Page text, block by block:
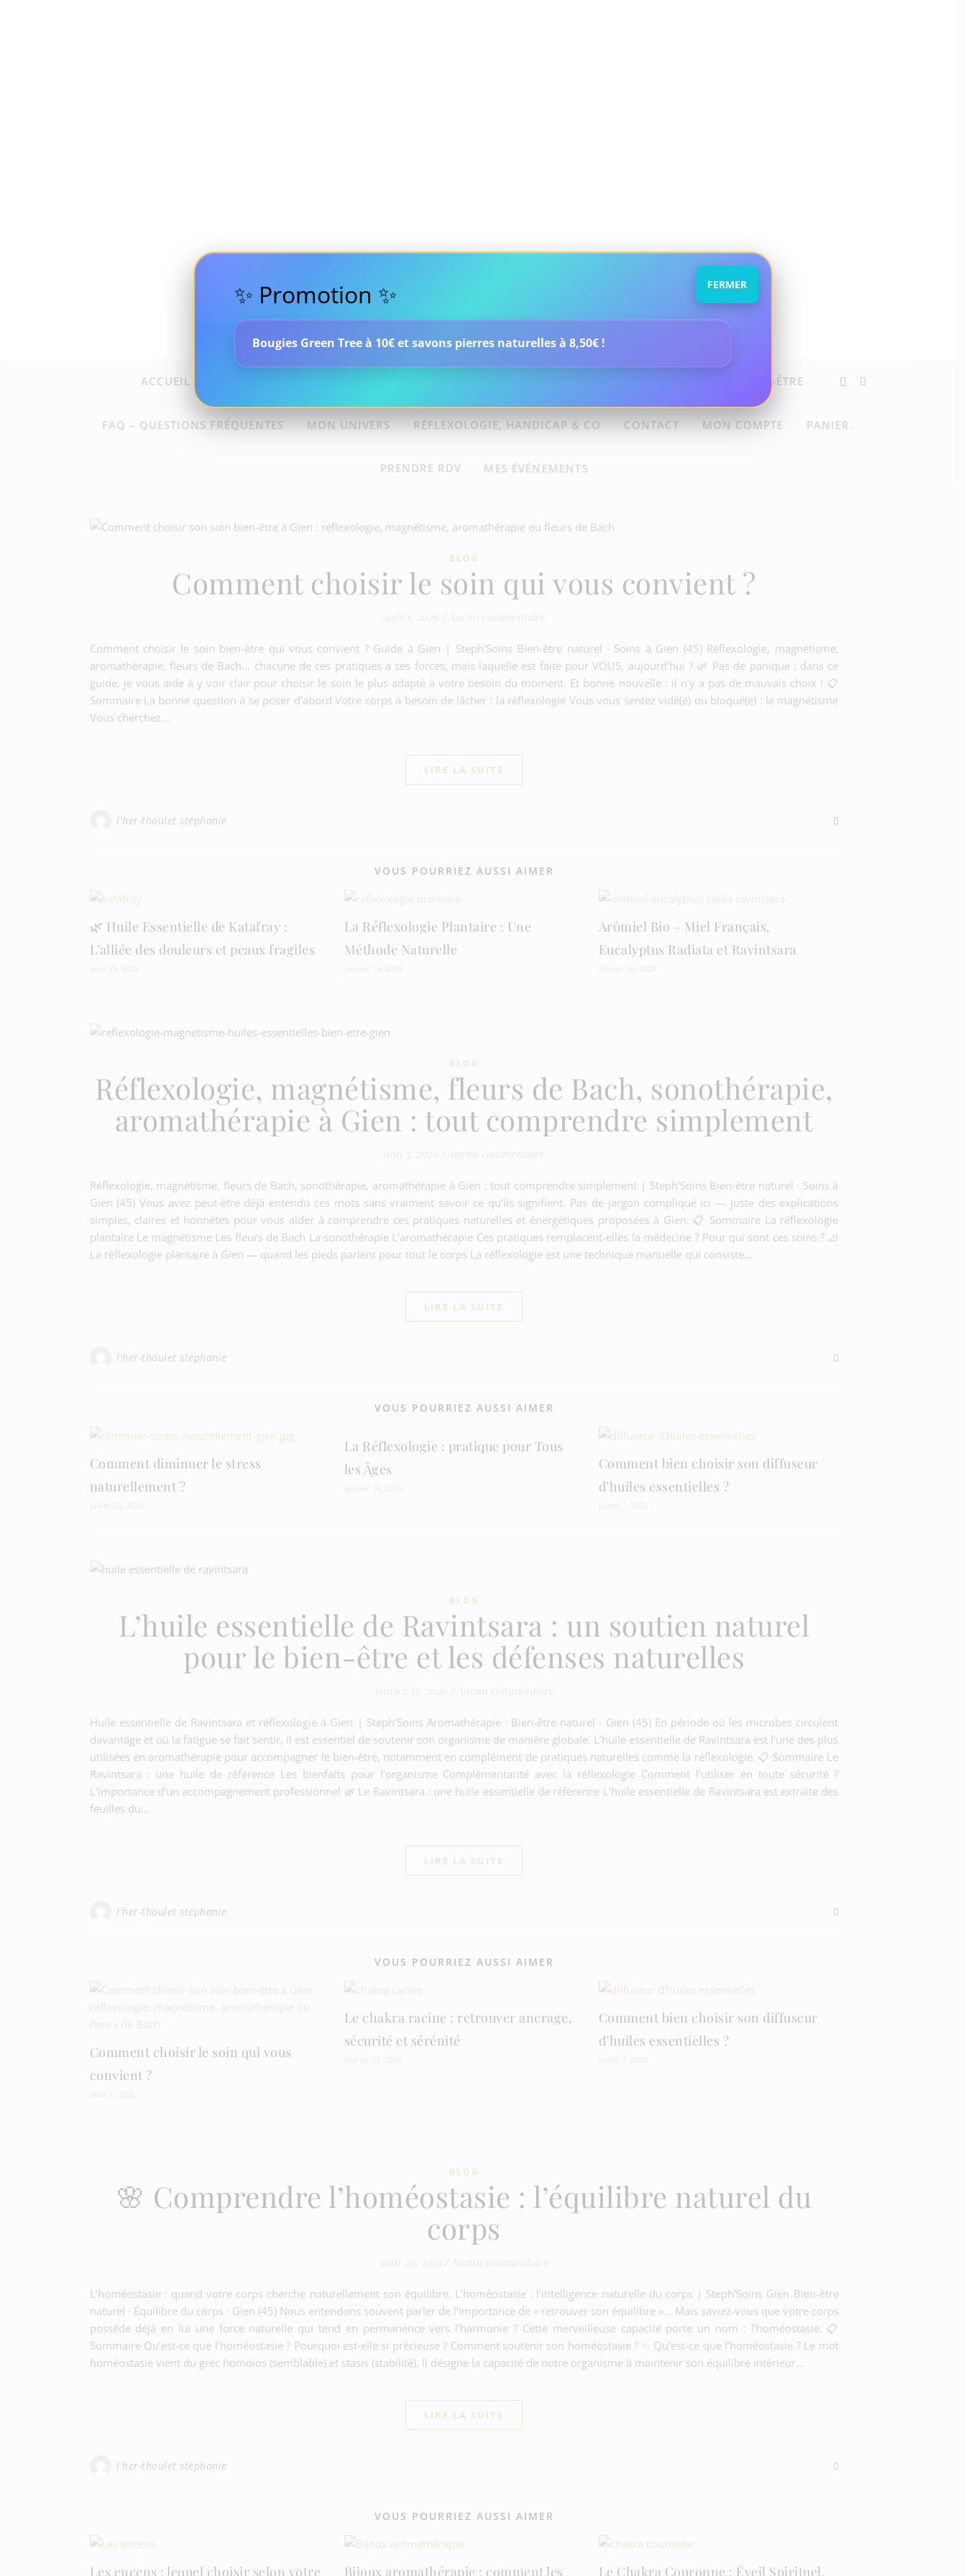
ACCUEIL CONSEILS BIEN-ÊTRE
FAQ – QUESTIONS FRÉQUENTES MON UNIVERS RÉFLEXOLOGIE, HANDICAP & CO CONTACT MON COMPTE PANIER.
PRENDRE RDV MES ÉVÉNEMENTS
BLOG
Comment choisir le soin qui vous convient ?
août 1, 2026 Aucun commentaire
Comment choisir le soin bien-être qui vous convient ? Guide à Gien | Steph’Soins Bien-être naturel · Soins à Gien (45) Réflexologie, magnétisme,
aromathérapie, fleurs de Bach… chacune de ces pratiques a ses forces, mais laquelle est faite pour VOUS, aujourd’hui ? 🌿 Pas de panique : dans ce
guide, je vous aide à y voir clair pour choisir le soin le plus adapté à votre besoin du moment. Et bonne nouvelle : il n’y a pas de mauvais choix ! 📋
Sommaire La bonne question à se poser d’abord Votre corps a besoin de lâcher : la réflexologie Vous vous sentez vidé(e) ou bloqué(e) : le magnétisme
Vous cherchez…
LIRE LA SUITE
l'her-thoulet stéphanie
VOUS POURRIEZ AUSSI AIMER
🌿 Huile Essentielle de Katafray :
L’alliée des douleurs et peaux fragiles
La Réflexologie Plantaire : Une
Méthode Naturelle
janvier 15, 2025
Arômiel Bio – Miel Français,
Eucalyptus Radiata et Ravintsara
BLOG
Réflexologie, magnétisme, fleurs de Bach, sonothérapie,
aromathérapie à Gien : tout comprendre simplement
juin 3, 2026 Aucun commentaire
Réflexologie, magnétisme, fleurs de Bach, sonothérapie, aromathérapie à Gien : tout comprendre simplement | Steph’Soins Bien-être naturel · Soins à
Gien (45) Vous avez peut-être déjà entendu ces mots sans vraiment savoir ce qu’ils signifient. Pas de jargon compliqué ici — juste des explications
simples, claires et honnêtes pour vous aider à comprendre ces pratiques naturelles et énergétiques proposées à Gien. 📋 Sommaire La réflexologie
plantaire Le magnétisme Les fleurs de Bach La sonothérapie L’aromathérapie Ces pratiques remplacent-elles la médecine ? Pour qui sont ces soins ? 🦶
La réflexologie plantaire à Gien — quand les pieds parlent pour tout le corps La réflexologie est une technique manuelle qui consiste…
LIRE LA SUITE
l'her-thoulet stéphanie
VOUS POURRIEZ AUSSI AIMER
Comment diminuer le stress
naturellement ?
La Réflexologie : pratique pour Tous
les Âges
janvier 16, 2025
Comment bien choisir son diffuseur
d’huiles essentielles ?
BLOG
L’huile essentielle de Ravintsara : un soutien naturel
pour le bien-être et les défenses naturelles
janvier 11, 2026 Aucun commentaire
Huile essentielle de Ravintsara et réflexologie à Gien | Steph’Soins Aromathérapie · Bien-être naturel · Gien (45) En période où les microbes circulent
davantage et où la fatigue se fait sentir, il est essentiel de soutenir son organisme de manière globale. L’huile essentielle de Ravintsara est l’une des plus
utilisées en aromathérapie pour accompagner le bien-être, notamment en complément de pratiques naturelles comme la réflexologie. 📋 Sommaire Le
Ravintsara : une huile de référence Les bienfaits pour l’organisme Complémentarité avec la réflexologie Comment l’utiliser en toute sécurité ?
L’importance d’un accompagnement professionnel 🌿 Le Ravintsara : une huile essentielle de référence L’huile essentielle de Ravintsara est extraite des
feuilles du…
LIRE LA SUITE
l'her-thoulet stéphanie
VOUS POURRIEZ AUSSI AIMER
Comment choisir le soin qui vous
convient ?
Le chakra racine : retrouver ancrage,
sécurité et sérénité
Comment bien choisir son diffuseur
d’huiles essentielles ?
BLOG
🌸 Comprendre l’homéostasie : l’équilibre naturel du
corps
août 20, 2025 Aucun commentaire
L’homéostasie : quand votre corps cherche naturellement son équilibre. L’homéostasie : l’intelligence naturelle du corps | Steph’Soins Gien Bien-être
naturel · Équilibre du corps · Gien (45) Nous entendons souvent parler de l’importance de « retrouver son équilibre »… Mais saviez-vous que votre corps
possède déjà en lui une force naturelle qui tend en permanence vers l’harmonie ? Cette merveilleuse capacité porte un nom : l’homéostasie. 📋
Sommaire Qu’est-ce que l’homéostasie ? Pourquoi est-elle si précieuse ? Comment soutenir son homéostasie ? ✨ Qu’est-ce que l’homéostasie ? Le mot
homéostasie vient du grec homoios (semblable) et stasis (stabilité). Il désigne la capacité de notre organisme à maintenir son équilibre intérieur…
LIRE LA SUITE
l'her-thoulet stéphanie
VOUS POURRIEZ AUSSI AIMER
Les encens : lequel choisir selon votre Bijoux aromathérapie : comment les Le Chakra Couronne : Éveil Spirituel,
✨ Promotion ✨
Bougies Green Tree à 10€ et savons pierres naturelles à 8,50€ !
FERMER